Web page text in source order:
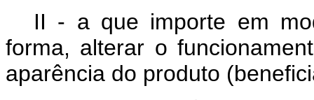
II - a que importe em
forma, alterar o
aparência do produto